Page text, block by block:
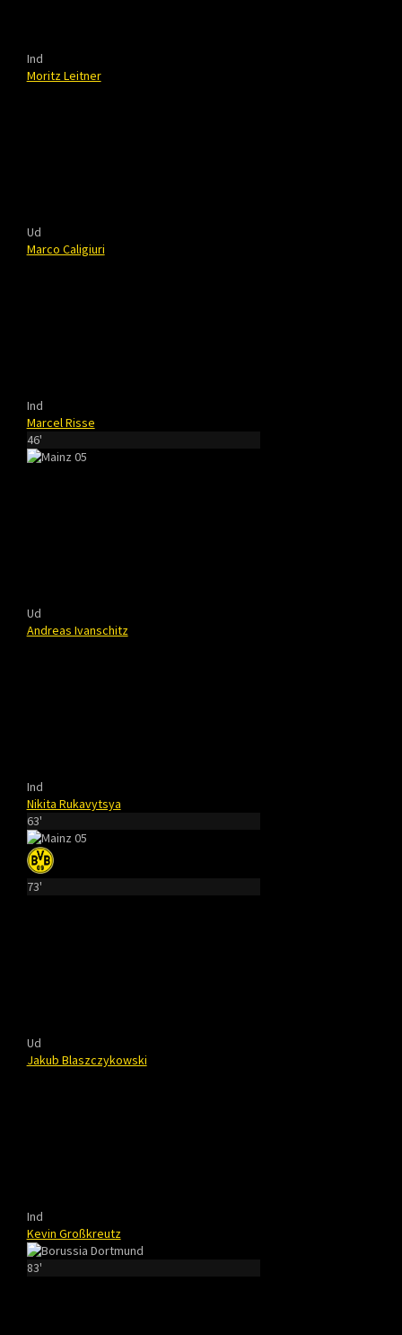
Ind
Moritz Leitner
Ud
Marco Caligiuri
Ind
Marcel Risse
46'
Ud
Andreas Ivanschitz
Ind
Nikita Rukavytsya
63'
73'
Ud
Jakub Blaszczykowski
Ind
Kevin Großkreutz
83'